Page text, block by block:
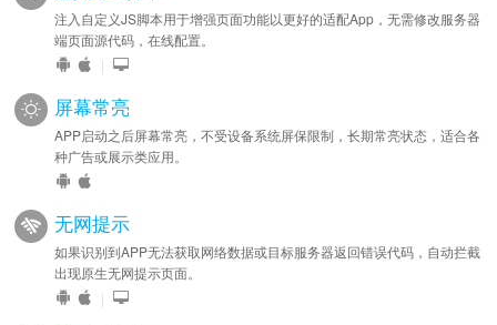
注入自定义JS脚本用于增强页面功能以更好的适配App，无需修改服务器
端页面源代码，在线配置。
|
屏幕常亮
APP启动之后屏幕常亮，不受设备系统屏保限制，长期常亮状态，适合各
种广告或展示类应用。
无网提示
如果识别到APP无法获取网络数据或目标服务器返回错误代码，自动拦截
出现原生无网提示页面。
|